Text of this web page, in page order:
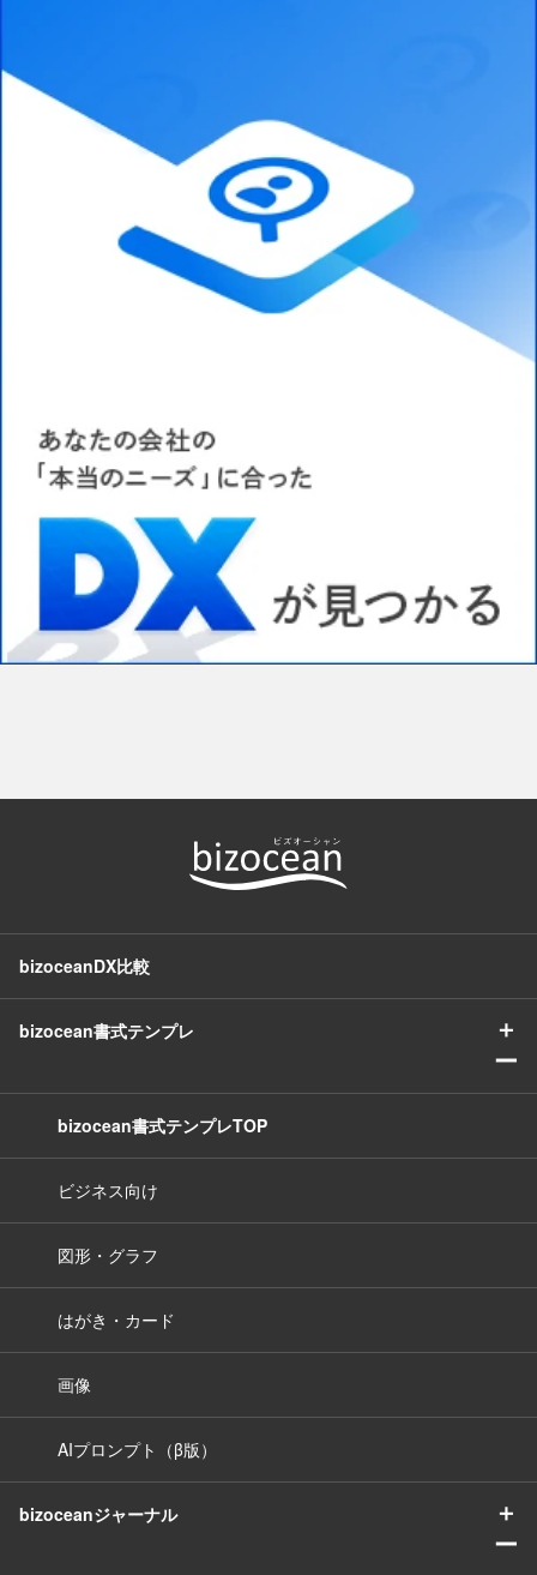
bizoceanDX比較
bizocean書式テンプレ
＋
ー
bizocean書式テンプレTOP
ビジネス向け
図形・グラフ
はがき・カード
画像
AIプロンプト（β版）
bizoceanジャーナル
＋
ー